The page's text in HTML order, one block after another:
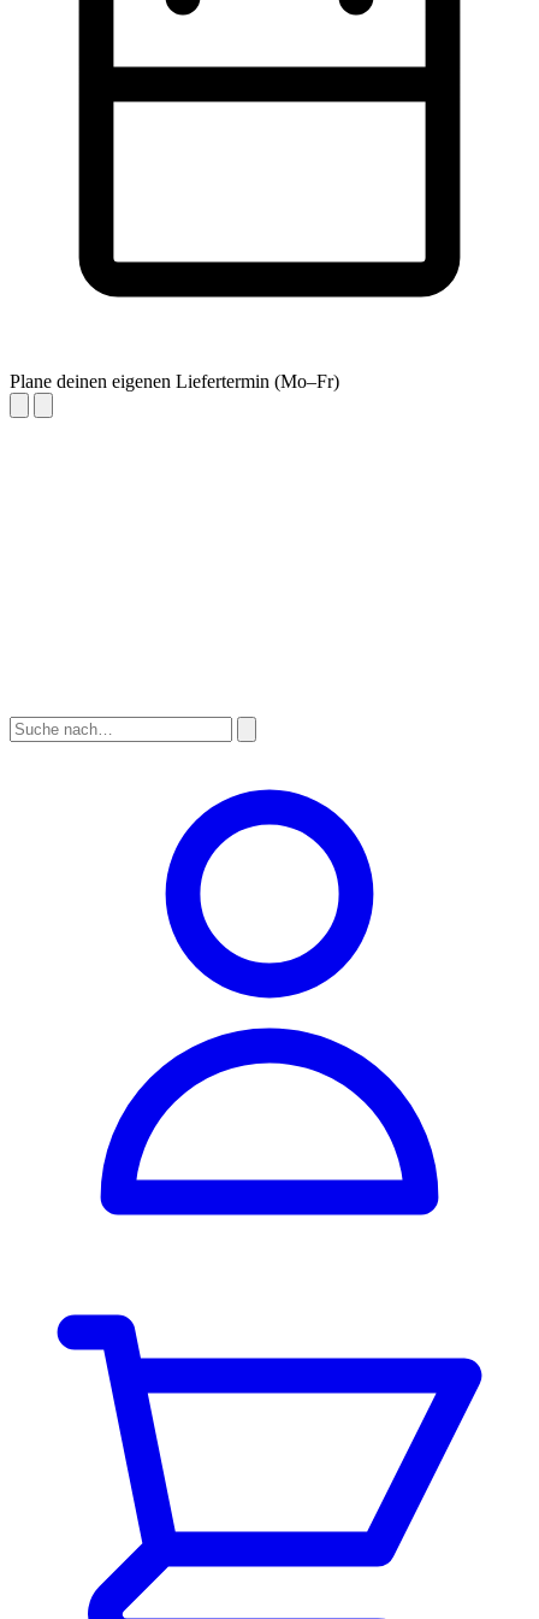
Plane deinen eigenen Liefertermin (Mo–Fr)